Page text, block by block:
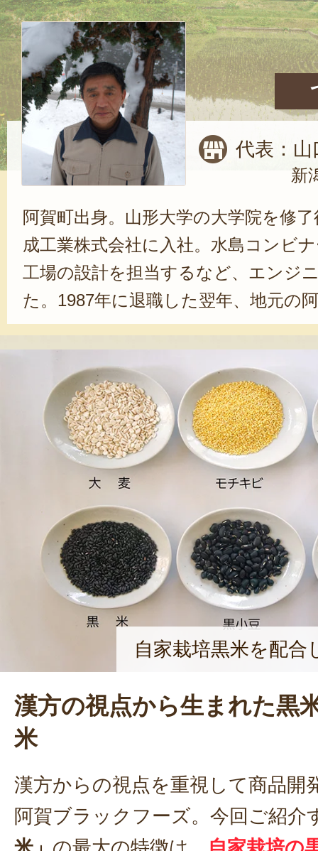
代表：山
新
阿賀町出身。山形大学の大学院を修
成工業株式会社に入社。水島コンビ
工場の設計を担当するなど、エンジ
た。1987年に退職した翌年、地元の
法人「にいがた奥阿賀ネットワーク
中学校から体験教育旅行を受け入れ
化に関する事業」に従事した。1999
栽培を開始。2017年には、奥阿賀創
立し、「ブラックフーズ」の栽培に
「この地に合った、高付加価値の作
賀町の地域おこしの鍵になる。持続
整えて、次世代に渡したい」と熱く
自家栽培黒米を配合
漢方の視点から生まれた黒
米
漢方からの視点を重視して商品開
阿賀ブラックフーズ。今回ご紹介